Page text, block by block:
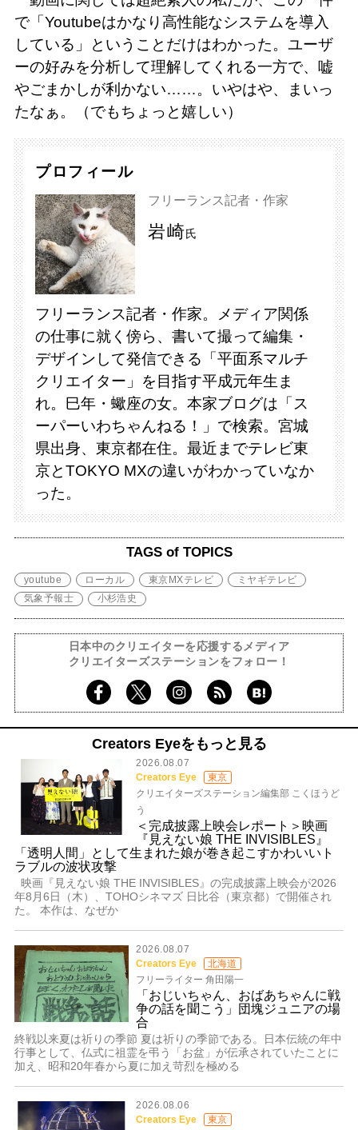
で「Youtubeはかなり高性能なシステムを導入
している」ということだけはわかった。ユーザ
ーの好みを分析して理解してくれる一方で、嘘
やごまかしが利かない……。いやはや、まいっ
たなぁ。（でもちょっと嬉しい）
プロフィール
フリーランス記者・作家
岩崎氏
フリーランス記者・作家。メディア関係
の仕事に就く傍ら、書いて撮って編集・
デザインして発信できる「平面系マルチ
クリエイター」を目指す平成元年生ま
れ。巳年・蠍座の女。本家ブログは「ス
ーパーいわちゃんねる！」で検索。宮城
県出身、東京都在住。最近までテレビ東
京とTOKYO MXの違いがわかっていなか
った。
TAGS of TOPICS
youtube ローカル 東京MXテレビ
ミヤギテレビ
気象予報士
小杉浩史
日本中のクリエイターを応援するメディア
クリエイターズステーションをフォロー！
Creators Eyeをもっと見る
2026.08.07
Creators Eye
東京
クリエイターズステーション編集部 こくほうど
う
＜完成披露上映会レポート＞映画
『見えない娘 THE INVISIBLES』
「透明人間」として生まれた娘が巻き起こすかわいいト
ラブルの波状攻撃
映画『見えない娘 THE INVISIBLES』の完成披露上映会が2026
年8月6日（木）、TOHOシネマズ 日比谷（東京都）で開催され
た。 本作は、なぜか
2026.08.07
Creators Eye
北海道
フリーライター 角田陽一
「おじいちゃん、おばあちゃんに戦
争の話を聞こう」団塊ジュニアの場
合
終戦以来夏は祈りの季節 夏は祈りの季節である。日本伝統の年中
行事として、仏式に祖霊を弔う「お盆」が伝承されていたことに
加え、昭和20年春から夏に加え苛烈を極める
2026.08.06
Creators Eye
東京